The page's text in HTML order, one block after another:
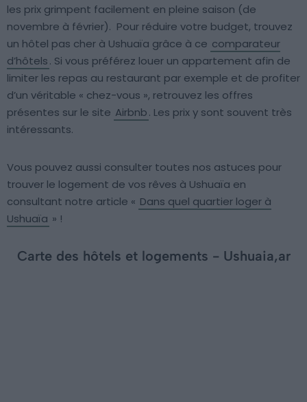
les prix grimpent facilement en pleine saison (de
novembre à février). Pour réduire votre budget, trouvez
un hôtel pas cher à Ushuaïa grâce à ce comparateur
d’hôtels. Si vous préférez louer un appartement afin de
limiter les repas au restaurant par exemple et de profiter
d’un véritable « chez-vous », retrouvez les offres
présentes sur le site Airbnb. Les prix y sont souvent très
intéressants.
Vous pouvez aussi consulter toutes nos astuces pour
trouver le logement de vos rêves à Ushuaïa en
consultant notre article « Dans quel quartier loger à
Ushuaïa » !
Carte des hôtels et logements - Ushuaia,ar